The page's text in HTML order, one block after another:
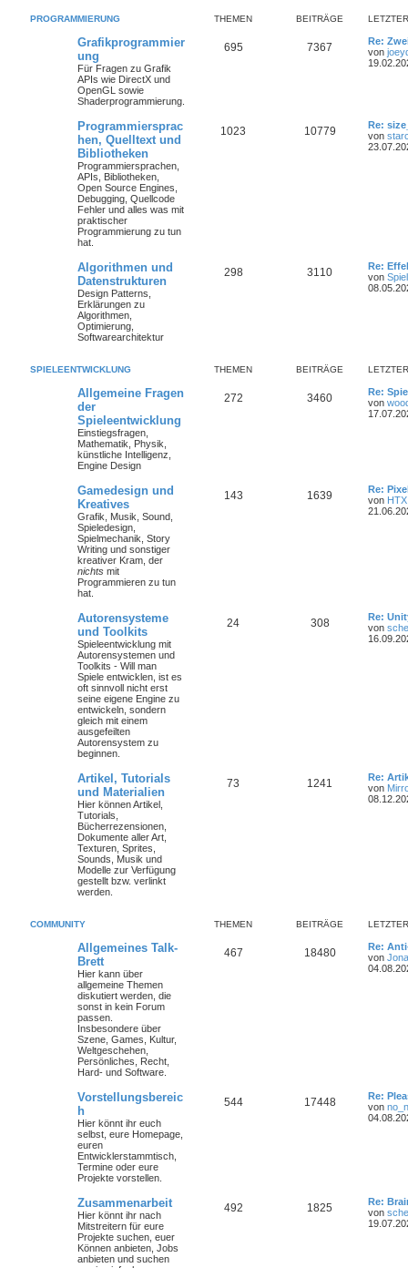
PROGRAMMIERUNG THEMEN BEITRÄGE
Grafikprogrammier
ung
Für Fragen zu Grafik
APIs wie DirectX und
OpenGL sowie
Shaderprogrammierung.
695 7367
Re:
von
Programmiersprac
hen, Quelltext und
Bibliotheken
Programmiersprachen,
APIs, Bibliotheken,
Open Source Engines,
Debugging, Quellcode
Fehler und alles was mit
praktischer
Programmierung zu tun
hat.
1023 10779
Re:
von
Algorithmen und
Datenstrukturen
Design Patterns,
Erklärungen zu
Algorithmen,
Optimierung,
Softwarearchitektur
298 3110
Re:
von
SPIELEENTWICKLUNG THEMEN BEITRÄGE
Allgemeine Fragen
der
Spieleentwicklung
Einstiegsfragen,
Mathematik, Physik,
künstliche Intelligenz,
Engine Design
272 3460
Re:
von
Gamedesign und
Kreatives
Grafik, Musik, Sound,
Spieledesign,
Spielmechanik, Story
Writing und sonstiger
kreativer Kram, der
nichts mit
Programmieren zu tun
hat.
143 1639
Re:
von HTX
Autorensysteme
und Toolkits
Spieleentwicklung mit
Autorensystemen und
Toolkits - Will man
Spiele entwicklen, ist es
oft sinnvoll nicht erst
seine eigene Engine zu
entwickeln, sondern
gleich mit einem
ausgefeilten
Autorensystem zu
beginnen.
24 308
Re:
von
Artikel, Tutorials
und Materialien
Hier können Artikel,
Tutorials,
Bücherrezensionen,
Dokumente aller Art,
Texturen, Sprites,
Sounds, Musik und
Modelle zur Verfügung
gestellt bzw. verlinkt
werden.
73 1241
Re:
von
COMMUNITY THEMEN BEITRÄGE
Allgemeines Talk-
Brett
Hier kann über
allgemeine Themen
diskutiert werden, die
sonst in kein Forum
passen.
Insbesondere über
Szene, Games, Kultur,
Weltgeschehen,
Persönliches, Recht,
Hard- und Software.
467 18480
Re:
von
Vorstellungsbereic
h
Hier könnt ihr euch
selbst, eure Homepage,
euren
Entwicklerstammtisch,
Termine oder eure
Projekte vorstellen.
544 17448
Re:
von
Zusammenarbeit
Hier könnt ihr nach
Mitstreitern für eure
Projekte suchen, euer
Können anbieten, Jobs
anbieten und suchen
492 1825
Re:
von